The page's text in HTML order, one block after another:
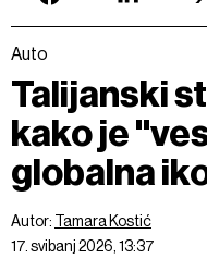
Auto
Talijanski
kako je
globalna
Autor: Tamara Kostić
17. svibanj 2026, 13:37